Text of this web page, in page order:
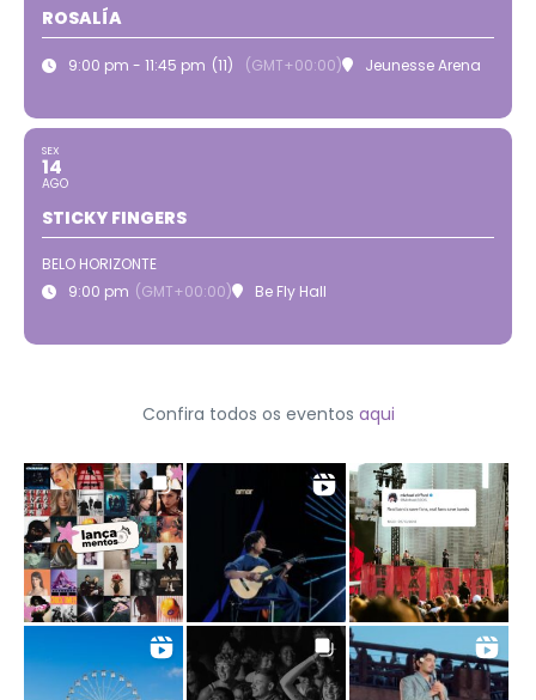
ROSALÍA
9:00 pm - 11:45 pm (11) (GMT+00:00) Jeunesse Arena
SEX
14
AGO
STICKY FINGERS
BELO HORIZONTE
9:00 pm (GMT+00:00) Be Fly Hall
Confira todos os eventos aqui